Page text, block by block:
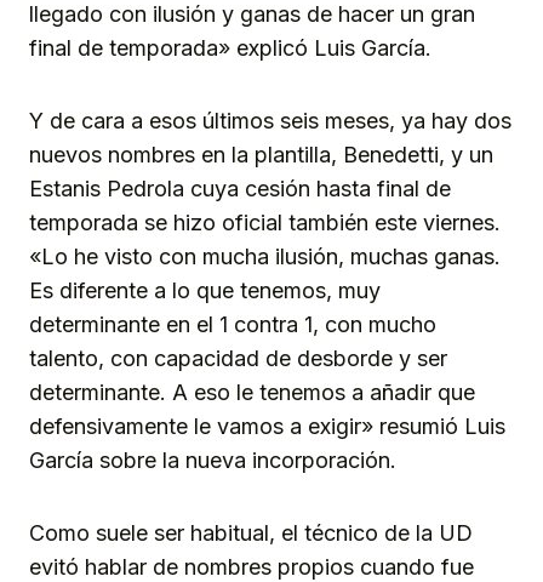
llegado con ilusión y ganas de hacer un gran
final de temporada» explicó Luis García.
Y de cara a esos últimos seis meses, ya hay dos
nuevos nombres en la plantilla, Benedetti, y un
Estanis Pedrola cuya cesión hasta final de
temporada se hizo oficial también este viernes.
«Lo he visto con mucha ilusión, muchas ganas.
Es diferente a lo que tenemos, muy
determinante en el 1 contra 1, con mucho
talento, con capacidad de desborde y ser
determinante. A eso le tenemos a añadir que
defensivamente le vamos a exigir» resumió Luis
García sobre la nueva incorporación.
Como suele ser habitual, el técnico de la UD
evitó hablar de nombres propios cuando fue